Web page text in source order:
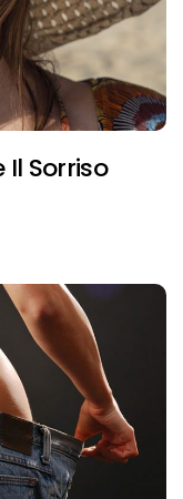
Il Sorriso